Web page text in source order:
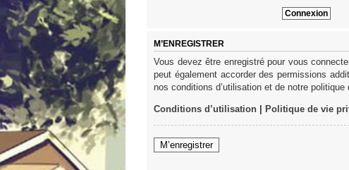
M’ENREGISTRER
Vous devez être enregistré pour vous
peut également accorder des permissions
nos conditions d’utilisation et de notre
Conditions d’utilisation Politique de vie
M’enregistrer